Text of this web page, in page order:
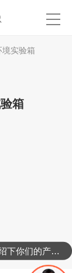
实验箱
箱
可以介绍下你们的产品么？